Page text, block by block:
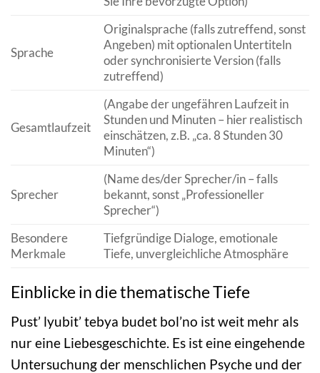
Sprache
Originalsprache (falls zutreffend, sonst
Angeben) mit optionalen Untertiteln
oder synchronisierte Version (falls
zutreffend)
Gesamtlaufzeit
(Angabe der ungefähren Laufzeit in
Stunden und Minuten – hier realistisch
einschätzen, z.B. „ca. 8 Stunden 30
Minuten“)
Sprecher
(Name des/der Sprecher/in – falls
bekannt, sonst „Professioneller
Sprecher“)
Besondere
Merkmale
Tiefgründige Dialoge, emotionale
Tiefe, unvergleichliche Atmosphäre
Einblicke in die thematische Tiefe
Pust’ lyubit’ tebya budet bol’no ist weit mehr als
nur eine Liebesgeschichte. Es ist eine eingehende
Untersuchung der menschlichen Psyche und der